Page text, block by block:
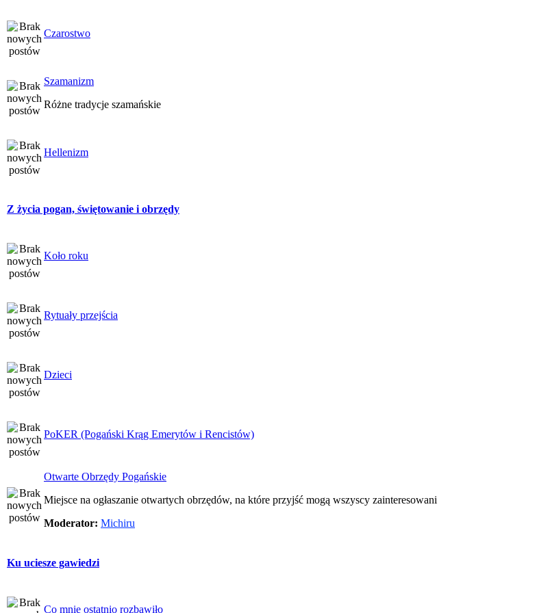
Czarostwo
Szamanizm
Różne tradycje szamańskie
Hellenizm
Z życia pogan, świętowanie i obrzędy
Koło roku
Rytuały przejścia
Dzieci
PoKER (Pogański Krąg Emerytów i Rencistów)
Otwarte Obrzędy Pogańskie
Miejsce na ogłaszanie otwartych obrzędów, na które przyjść mogą wszyscy zainteresowani
Moderator: Michiru
Ku uciesze gawiedzi
Co mnie ostatnio rozbawiło